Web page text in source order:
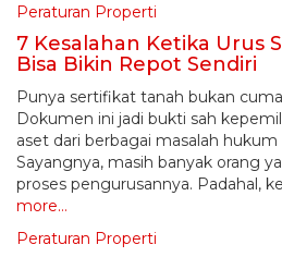
Peraturan Properti
7 Kesalahan Ketika Urus
Bisa Bikin Repot Sendiri
Punya sertifikat tanah bukan
Dokumen ini jadi bukti sah
aset dari berbagai masalah
Sayangnya, masih banyak orang
proses pengurusannya. Padahal,
more…
Peraturan Properti